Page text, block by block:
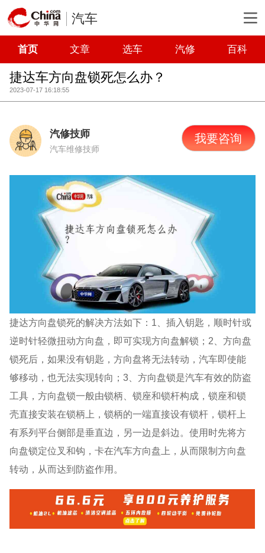
汽车
首页 文章 选车 汽修 百科
捷达车方向盘锁死怎么办？
2023-07-17 16:18:55
汽修技师
汽车维修技师
我要咨询
捷达方向盘锁死的解决方法如下：1、插入钥匙，顺时针或
逆时针轻微扭动方向盘，即可实现方向盘解锁；2、方向盘
锁死后，如果没有钥匙，方向盘将无法转动，汽车即使能
够移动，也无法实现转向；3、方向盘锁是汽车有效的防盗
工具，方向盘锁一般由锁柄、锁座和锁杆构成，锁座和锁
壳直接安装在锁柄上，锁柄的一端直接设有锁杆，锁杆上
有系列平台侧部是垂直边，另一边是斜边。使用时先将方
向盘锁定位叉和钩，卡在汽车方向盘上，从而限制方向盘
转动，从而达到防盗作用。